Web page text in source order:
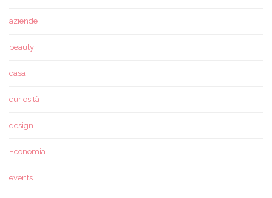
aziende
beauty
casa
curiosità
design
Economia
events